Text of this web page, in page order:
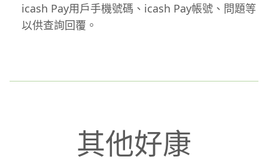
icash Pay用戶手機號碼、icash Pay帳號、問題等
以供查詢回覆。
其他好康